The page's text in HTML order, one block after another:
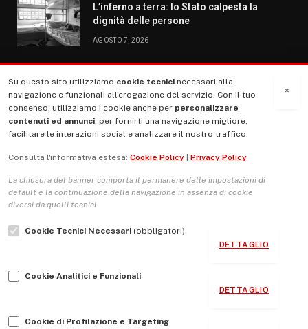
L’inferno a terra: lo Stato calpesta la
dignità delle persone
AGOSTO 7, 2026
MENU
La Nostra Storia
Le Copertine
L’Associazione
Indirizzo Socio Politico Culturale
Guida per le autrici e gli autori
×
Su questo sito utilizziamo cookie tecnici necessari alla
navigazione e funzionali all'erogazione del servizio. Con il tuo
consenso, utilizziamo i cookie anche per personalizzare
contenuti ed annunci, per fornirti una navigazione migliore,
facilitare le interazioni social e analizzare il nostro traffico.
Consulta l'informativa estesa: Cookie Policy Privacy Policy
La chiusura del banner comporta il permanere delle impostazioni di
default e la continuazione della navigazione in assenza di cookie
diversi da quelli tecnici.
Cookie Tecnici Necessari (obbligatori)
DETTAGLIO
Cookie Analitici e Funzionali
DETTAGLIO
Cookie di Profilazione e Targeting